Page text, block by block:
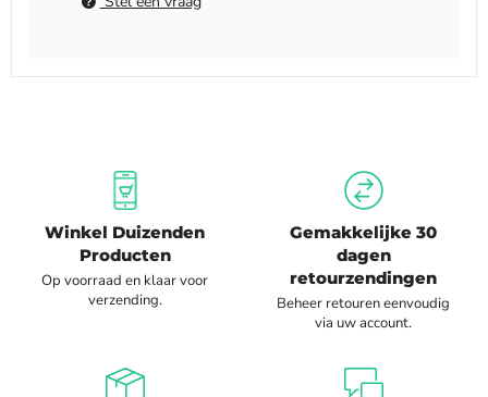
Winkel Duizenden
Producten
Op voorraad en klaar voor
verzending.
Gemakkelijke 30
dagen
retourzendingen
Beheer retouren eenvoudig
via uw account.